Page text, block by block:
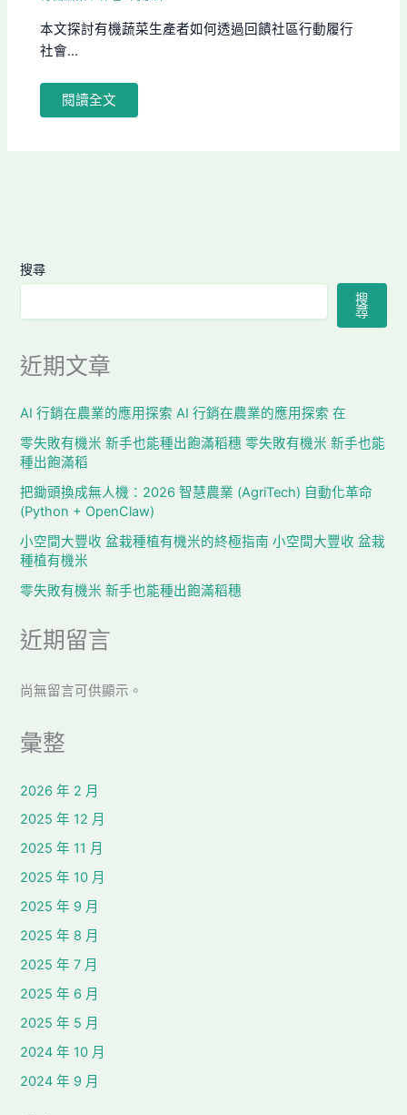
本文探討有機蔬菜生產者如何透過回饋社區行動履行
社會...
閱讀全文
搜尋
搜
尋
近期文章
AI 行銷在農業的應用探索 AI 行銷在農業的應用探索 在
零失敗有機米 新手也能種出飽滿稻穗 零失敗有機米 新手也能
種出飽滿稻
把鋤頭換成無人機：2026 智慧農業 (AgriTech) 自動化革命
(Python + OpenClaw)
小空間大豐收 盆栽種植有機米的終極指南 小空間大豐收 盆栽
種植有機米
零失敗有機米 新手也能種出飽滿稻穗
近期留言
尚無留言可供顯示。
彙整
2026 年 2 月
2025 年 12 月
2025 年 11 月
2025 年 10 月
2025 年 9 月
2025 年 8 月
2025 年 7 月
2025 年 6 月
2025 年 5 月
2024 年 10 月
2024 年 9 月